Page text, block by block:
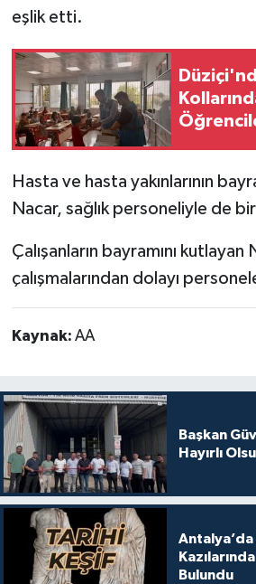
eşlik etti.
Hasta ve hasta yakınlarının
Nacar, sağlık personeliyle de
Çalışanların bayramını
çalışmalarından dolayı
Kaynak: AA
Başkan
Hayırlı
Bulundu